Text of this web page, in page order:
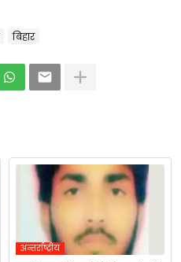
बिहार
अन्तर्राष्ट्रीय